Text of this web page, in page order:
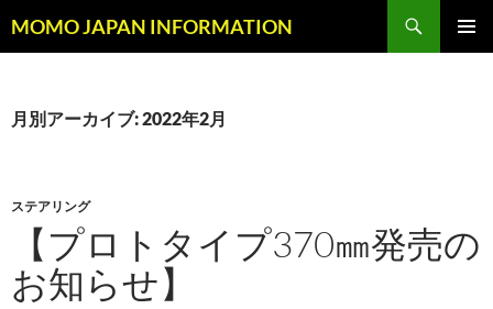
ン
ツ
MOMO JAPAN INFORMATION
索
月別アーカイブ: 2022年2月
ステアリング
【プロトタイプ370㎜発売の
お知らせ】